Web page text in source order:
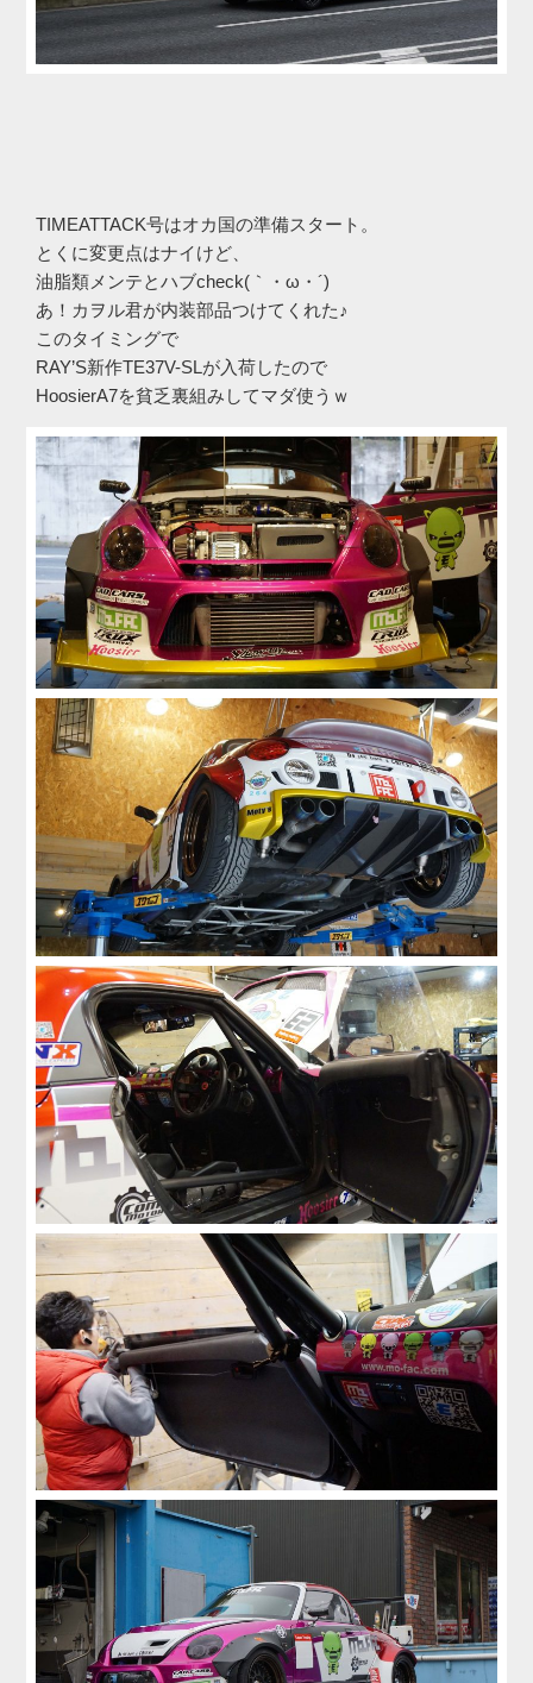
TIMEATTACK号はオカ国の準備スタート。
とくに変更点はナイけど、
油脂類メンテとハブcheck(｀・ω・´)ゞ
あ！カヲル君が内装部品つけてくれた♪
このタイミングで
RAY’S新作TE37V-SLが入荷したので
HoosierA7を貧乏裏組みしてマダ使うｗ